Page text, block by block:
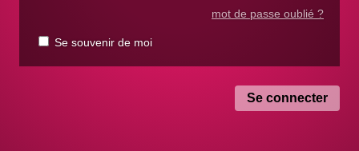
mot de passe oublié ?
Se souvenir de moi